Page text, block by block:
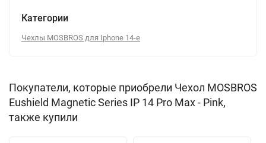
Категории
Чехлы MOSBROS для Iphone 14-е
Покупатели, которые приобрели Чехол MOSBROS
Eushield Magnetic Series IP 14 Pro Max - Pink,
также купили